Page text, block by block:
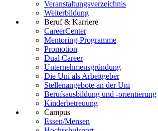
Veranstaltungsverzeichnis
Weiterbildung
Beruf & Karriere
CareerCenter
Mentoring-Programme
Promotion
Dual Career
Unternehmensgründung
Die Uni als Arbeitgeber
Stellenangebote an der Uni
Berufsausbildung und -orientierung
Kinderbetreuung
Campus
Essen/Mensen